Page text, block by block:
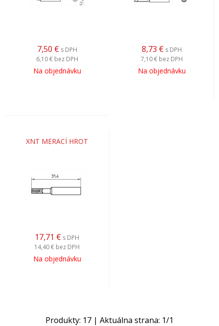
7,50 € s DPH
6,10 € bez DPH
Na objednávku
8,73 € s DPH
7,10 € bez DPH
Na objednávku
XNT MERACÍ HROT
17,71 € s DPH
14,40 € bez DPH
Na objednávku
Produkty: 17 | Aktuálna strana: 1/1